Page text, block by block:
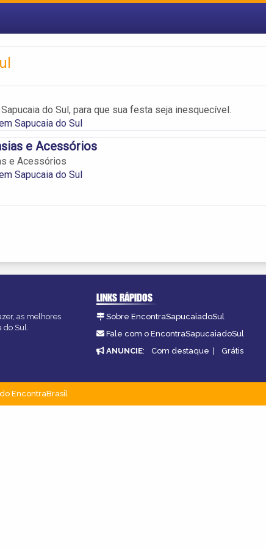
do Sul, para que sua festa seja inesquecível.
Sapucaia do Sul
e Acessórios
e Acessórios
Sapucaia do Sul
as melhores
Sul.
LINKS RÁPIDOS
Sobre EncontraSapucaiadoSul
Fale com o EncontraSapucaiadoSul
ANUNCIE: Com destaque | Grátis
EncontraBrasil